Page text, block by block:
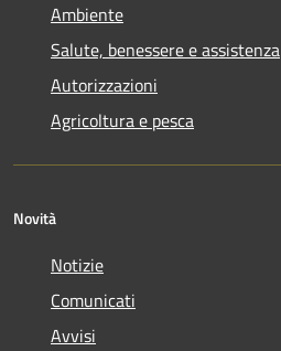
Ambiente
Salute, benessere e assistenza
Autorizzazioni
Agricoltura e pesca
Novità
Notizie
Comunicati
Avvisi